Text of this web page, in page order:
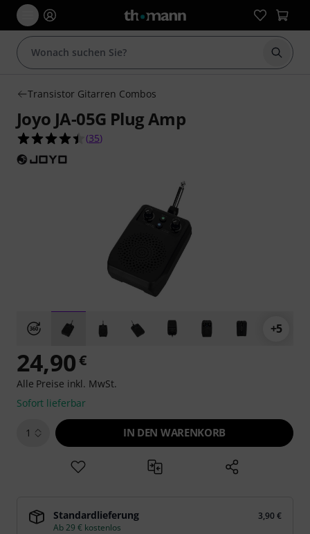
Suche
Transistor Gitarren Combos
Joyo JA-05G Plug Amp
4.5 von 5 Sternen aus 35 Kundenbewertungen
(35)
+5
24,90€
Alle Preise inkl. MwSt.
Sofort lieferbar
1 IN DEN WARENKORB
Standardlieferung
3,90 €
Ab 29 € kostenlos